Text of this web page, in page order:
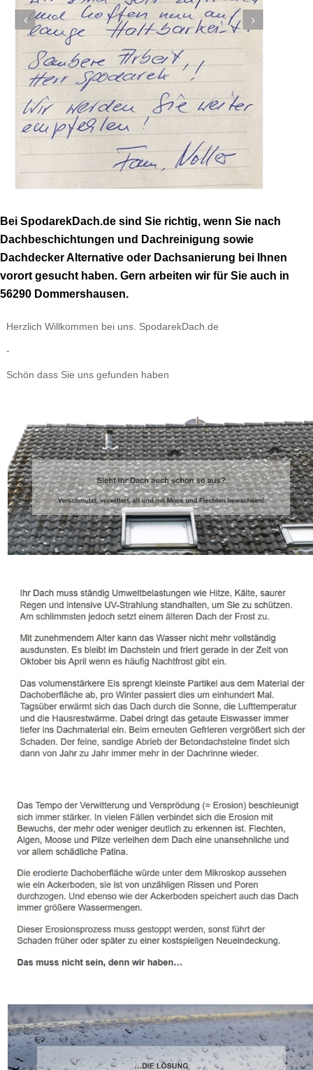
Bei SpodarekDach.de sind Sie richtig, wenn Sie nach
Dachbeschichtungen und Dachreinigung sowie
Dachdecker Alternative oder Dachsanierung bei Ihnen
vorort gesucht haben. Gern arbeiten wir für Sie auch in
56290 Dommershausen.
Herzlich Willkommen bei uns. SpodarekDach.de
-
Schön dass Sie uns gefunden haben